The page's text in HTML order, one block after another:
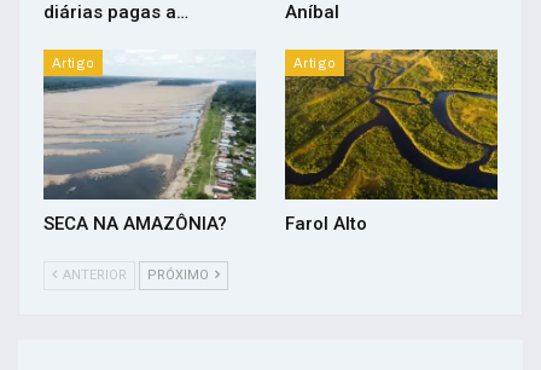
diárias pagas a…
Aníbal
Artigo
SECA NA AMAZÔNIA?
Artigo
Farol Alto
ANTERIOR PRÓXIMO